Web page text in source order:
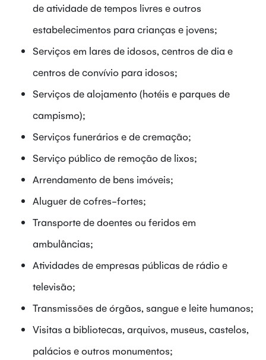
de atividade de tempos livres e outros
estabelecimentos para crianças e jovens;
Serviços em lares de idosos, centros de dia e
centros de convívio para idosos;
Serviços de alojamento (hotéis e parques de
campismo);
Serviços funerários e de cremação;
Serviço público de remoção de lixos;
Arrendamento de bens imóveis;
Aluguer de cofres-fortes;
Transporte de doentes ou feridos em
ambulâncias;
Atividades de empresas públicas de rádio e
televisão;
Transmissões de órgãos, sangue e leite humanos;
Visitas a bibliotecas, arquivos, museus, castelos,
palácios e outros monumentos;